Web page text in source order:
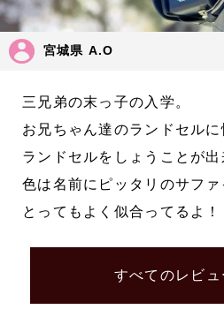
宮城県 A.O
三兄弟の末っ子の入学。
お兄ちゃん達のランドセル
ランドセルをしょうことが出
色は名前にピッタリのサファ
とってもよく似合ってるよ！
すべてのレビュ